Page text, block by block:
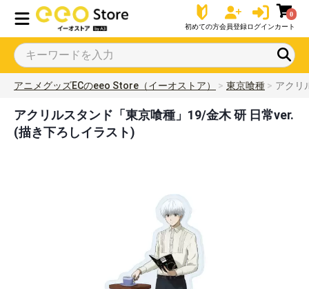
初めての方会員登録ログイン
0
カート
アニメグッズECのeeo Store（イーオストア） 東京喰種 アクリ
アクリルスタンド「東京喰種」19/金木 研 日常ver.
(描き下ろしイラスト)